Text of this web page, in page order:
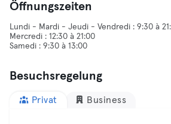
Öffnungszeiten
Lundi - Mardi - Jeudi - Vendredi : 9:30 à
Mercredi : 12:30 à 21:00
Samedi : 9:30 à 13:00
Besuchsregelung
Privat Business